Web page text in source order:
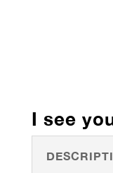
I see